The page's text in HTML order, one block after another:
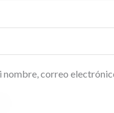
nombre, correo